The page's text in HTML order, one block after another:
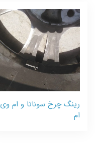
رینگ چرخ سوناتا و ام وی
ام